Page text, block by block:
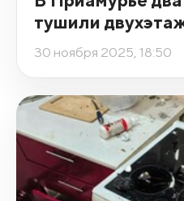
тушили
30 ноября 2025, 18:50